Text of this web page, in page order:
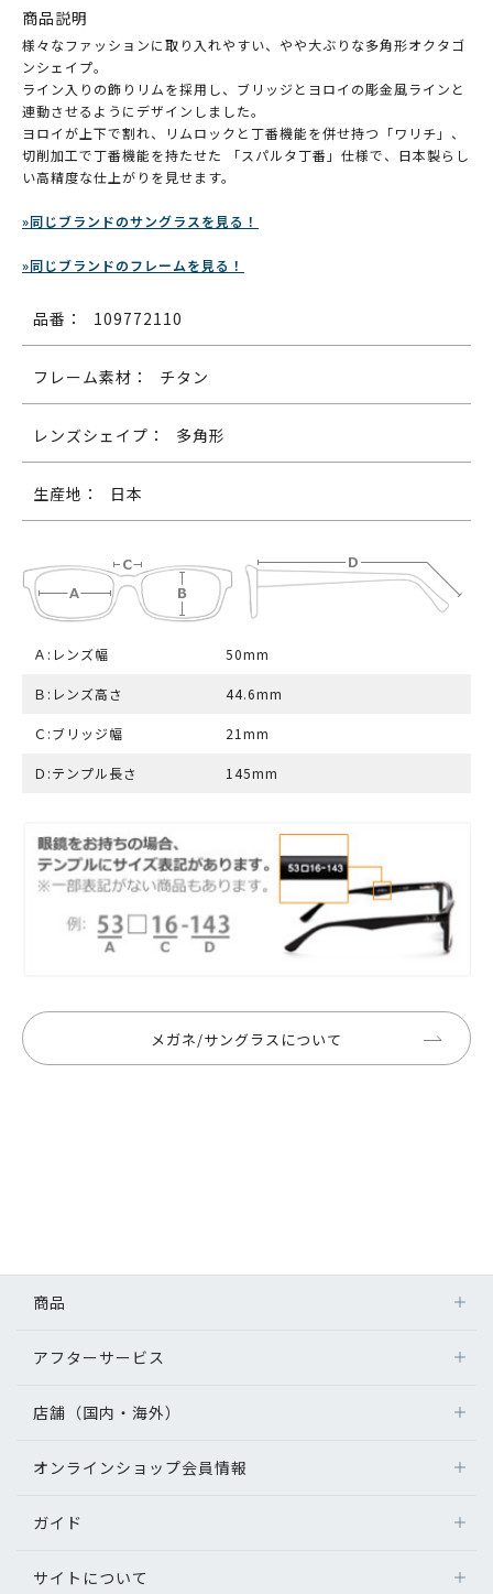
商品説明
様々なファッションに取り入れやすい、やや大ぶりな多角形オクタゴ
ンシェイプ。
ライン入りの飾りリムを採用し、ブリッジとヨロイの彫金風ラインと
連動させるようにデザインしました。
ヨロイが上下で割れ、リムロックと丁番機能を併せ持つ「ワリチ」、
切削加工で丁番機能を持たせた 「スパルタ丁番」仕様で、日本製らし
い高精度な仕上がりを見せます。
»同じブランドのサングラスを見る！
»同じブランドのフレームを見る！
品番： 109772110
フレーム素材： チタン
レンズシェイプ： 多角形
生産地： 日本
Ａ:レンズ幅 50mm
Ｂ:レンズ高さ 44.6mm
Ｃ:ブリッジ幅 21mm
Ｄ:テンプル長さ 145mm
メガネ/サングラスについて
商品
アフターサービス
店舗（国内・海外）
オンラインショップ会員情報
ガイド
サイトについて